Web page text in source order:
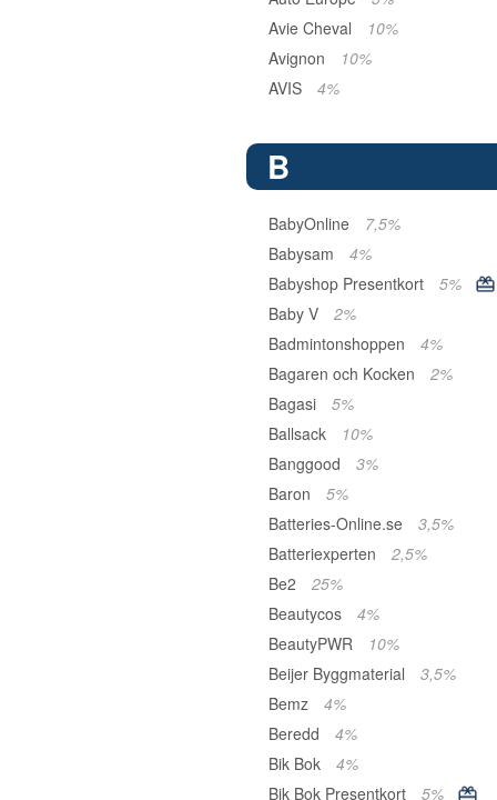
Avie Cheval
10%
Avignon
10%
AVIS
4%
B
BabyOnline
7,5%
Babysam
4%
Babyshop Presentkort
5%
Baby V
2%
Badmintonshoppen
4%
Bagaren och Kocken
2%
Bagasi
5%
Ballsack
10%
Banggood
3%
Baron
5%
Batteries-Online.se
3,5%
Batteriexperten
2,5%
Be2
25%
Beautycos
4%
BeautyPWR
10%
Beijer Byggmaterial
3,5%
Bemz
4%
Beredd
4%
Bik Bok
4%
Bik Bok Presentkort
5%